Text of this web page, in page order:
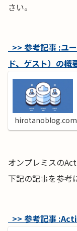
さい。
>> 参考記事 :ユ
ド、ゲスト）の概
hirotanoblog.com
オンプレミスの
下記の記事を参考
>> 参考記事